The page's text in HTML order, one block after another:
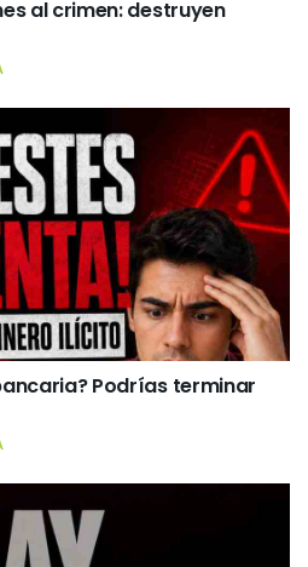
al crimen: destruyen
Podrías terminar